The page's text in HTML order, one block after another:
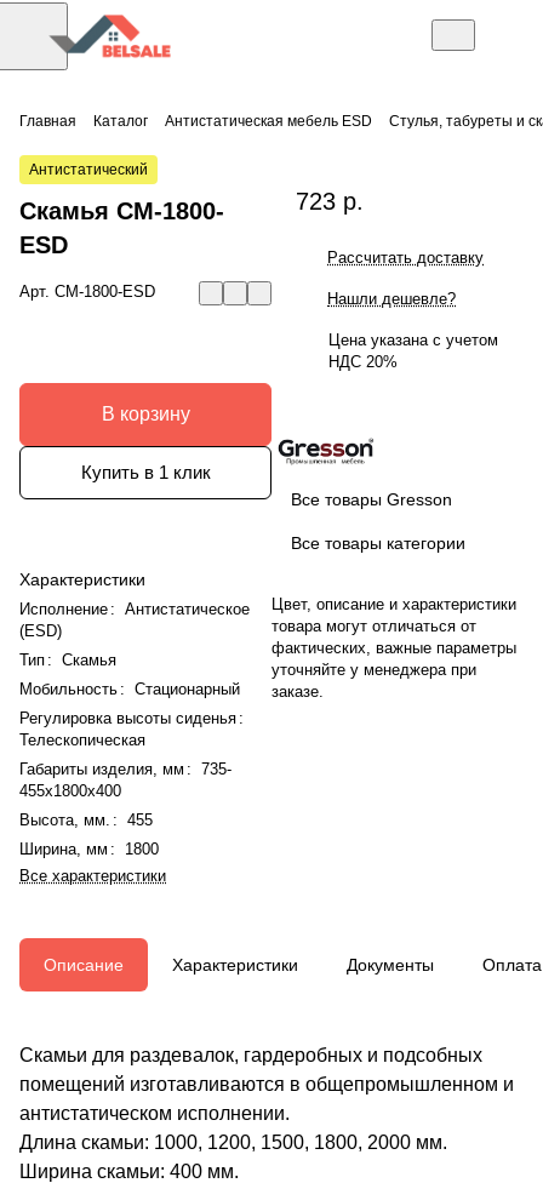
Главная Каталог Антистатическая мебель ESD Стулья, табуреты и
Антистатический
Скамья СМ-1800-
ESD
Арт. СМ-1800-ESD
В корзину
Купить в 1 клик
Характеристики
Исполнение : Антистатическое
(ESD)
Тип : Скамья
Мобильность : Стационарный
Регулировка высоты сиденья :
Телескопическая
Габариты изделия, мм : 735-
455x1800x400
Высота, мм. : 455
Ширина, мм :
1800
Все характеристики
723 р.
Рассчитать доставку
Нашли дешевле?
Цена указана с учетом
НДС 20%
Все товары Gresson
Все товары категории
Цвет, описание и характеристики
товара могут отличаться от
фактических, важные параметры
уточняйте у менеджера при
заказе.
Описание Характеристики Документы Оплата
Скамьи для раздевалок, гардеробных и подсобных
помещений изготавливаются в общепромышленном и
антистатическом исполнении.
Длина скамьи: 1000, 1200, 1500, 1800, 2000 мм.
Ширина скамьи: 400 мм.